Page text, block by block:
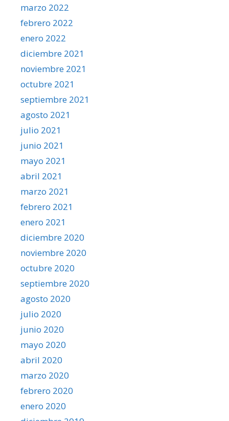
marzo 2022
febrero 2022
enero 2022
diciembre 2021
noviembre 2021
octubre 2021
septiembre 2021
agosto 2021
julio 2021
junio 2021
mayo 2021
abril 2021
marzo 2021
febrero 2021
enero 2021
diciembre 2020
noviembre 2020
octubre 2020
septiembre 2020
agosto 2020
julio 2020
junio 2020
mayo 2020
abril 2020
marzo 2020
febrero 2020
enero 2020